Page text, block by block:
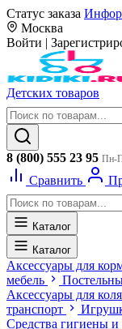
Статус заказа
Москва
Войти |
Детских товаров
8 (800) 555 23 95 Пн-
Сравнить
Каталог
Каталог
Аксессуары для
мебель
Аксессуары для
транспорт
Средства гигиены и